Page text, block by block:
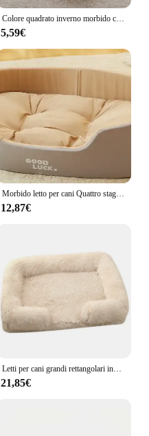
Colore quadrato inverno morbido casa calda per letto per cani per tappetino per cani letto per gatti impermeabile cuccia per animali domestici per cani di taglia media e piccola
5,59€
Morbido letto per cani Quattro stagioni Divano universale per animali di grandi dimensioni Cuscino imbottito per cani e gatti Letto per gattini per cuccioli Cuscino per gatti Accessori per animali domestici Fornitura per gatti
12,87€
Letti per cani grandi rettangolari invernali lavabili in peluche soffice tappetino per cani e gatti cuscino per animali domestici grande cuccia media
21,85€